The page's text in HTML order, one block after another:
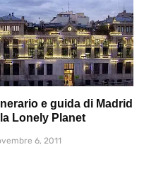
e guida di Madrid
Lonely Planet
6, 2011